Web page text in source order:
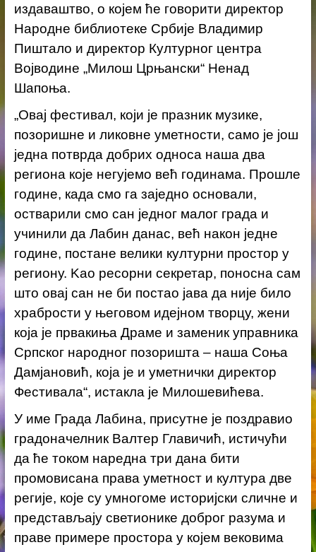
издаваштво, о којем ће говорити директор
Народне библиотеке Србије Владимир
Пиштало и директор Културног центра
Војводине „Милош Црњански“ Ненад
Шапоња.
„Овај фестивал, који је празник музике,
позоришне и ликовне уметности, само је још
једна потврда добрих односа наша два
региона које негујемо већ годинама. Прошле
године, када смо га заједно основали,
остварили смо сан једног малог града и
учинили да Лабин данас, већ након једне
године, постане велики културни простор у
региону. Kао ресорни секретар, поносна сам
што овај сан не би постао јава да није било
храбрости у његовом идејном творцу, жени
која је првакиња Драме и заменик управника
Српског народног позоришта – наша Соња
Дамјановић, која је и уметнички директор
Фестивала“, истакла је Милошевићева.
У име Града Лабина, присутне је поздравио
градоначелник Валтер Главичић, истичући
да ће током наредна три дана бити
промовисана права уметност и култура две
регије, које су умногоме историјски сличне и
представљају светионике доброг разума и
праве примере простора у којем вековима